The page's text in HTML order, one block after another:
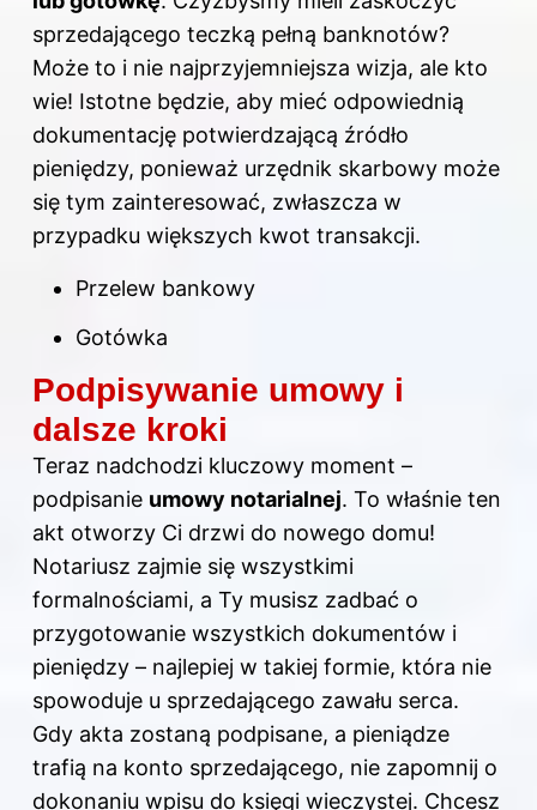
sprzedającego teczką pełną banknotów?
Może to i nie najprzyjemniejsza wizja, ale kto
wie! Istotne będzie, aby mieć odpowiednią
dokumentację potwierdzającą źródło
pieniędzy, ponieważ urzędnik skarbowy może
się tym zainteresować, zwłaszcza w
przypadku większych kwot transakcji.
Przelew bankowy
Gotówka
Podpisywanie umowy i
dalsze kroki
Teraz nadchodzi kluczowy moment –
podpisanie umowy notarialnej. To właśnie ten
akt otworzy Ci drzwi do nowego domu!
Notariusz zajmie się wszystkimi
formalnościami, a Ty musisz zadbać o
przygotowanie wszystkich dokumentów i
pieniędzy – najlepiej w takiej formie, która nie
spowoduje u sprzedającego zawału serca.
Gdy akta zostaną podpisane, a pieniądze
trafią na konto sprzedającego, nie zapomnij o
dokonaniu wpisu do księgi wieczystej. Chcesz